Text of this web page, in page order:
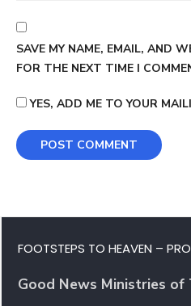
SAVE MY NAME, EMAIL, AND
FOR THE NEXT TIME I
YES, ADD ME TO YOUR
FOOTSTEPS TO HEAVEN –
Good News Ministries of